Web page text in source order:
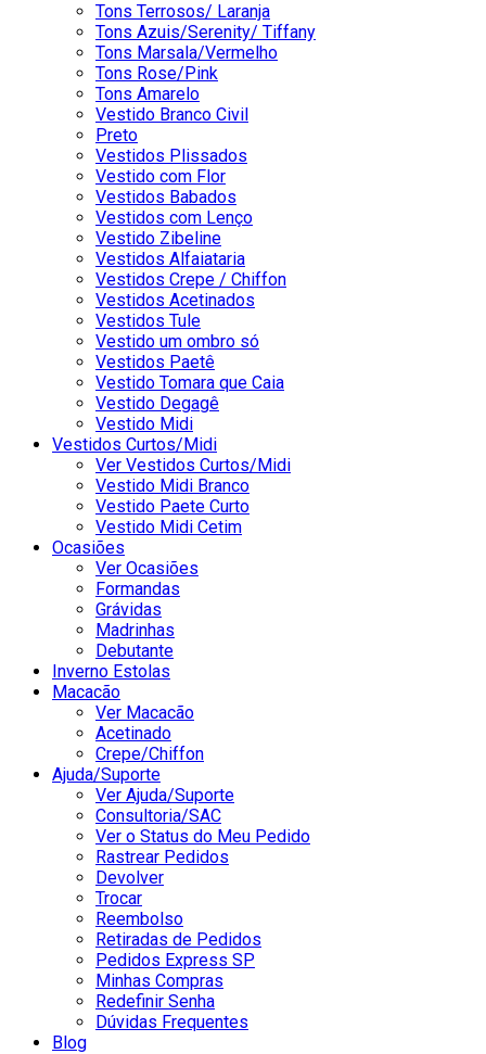
Tons Terrosos/ Laranja
Tons Azuis/Serenity/ Tiffany
Tons Marsala/Vermelho
Tons Rose/Pink
Tons Amarelo
Vestido Branco Civil
Preto
Vestidos Plissados
Vestido com Flor
Vestidos Babados
Vestidos com Lenço
Vestido Zibeline
Vestidos Alfaiataria
Vestidos Crepe / Chiffon
Vestidos Acetinados
Vestidos Tule
Vestido um ombro só
Vestidos Paetê
Vestido Tomara que Caia
Vestido Degagê
Vestido Midi
Vestidos Curtos/Midi
Ver Vestidos Curtos/Midi
Vestido Midi Branco
Vestido Paete Curto
Vestido Midi Cetim
Ocasiões
Ver Ocasiões
Formandas
Grávidas
Madrinhas
Debutante
Inverno Estolas
Macacão
Ver Macacão
Acetinado
Crepe/Chiffon
Ajuda/Suporte
Ver Ajuda/Suporte
Consultoria/SAC
Ver o Status do Meu Pedido
Rastrear Pedidos
Devolver
Trocar
Reembolso
Retiradas de Pedidos
Pedidos Express SP
Minhas Compras
Redefinir Senha
Dúvidas Frequentes
Blog